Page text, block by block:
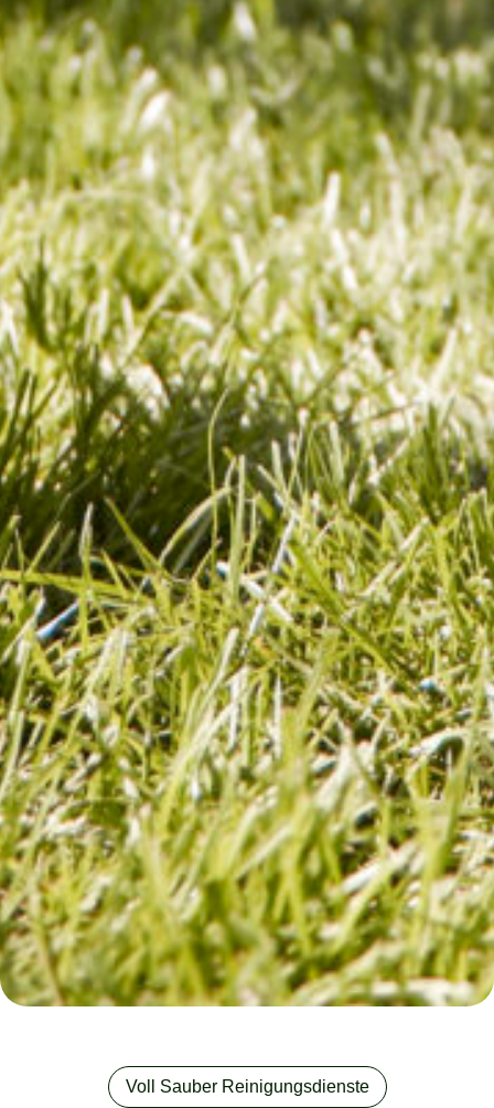
Voll Sauber Reinigungsdienste